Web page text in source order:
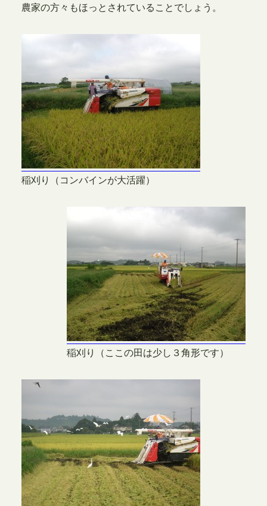
農家の方々もほっとされていることでしょう。
稲刈り（コンバインが大活躍）
稲刈り（ここの田は少し３角形です）